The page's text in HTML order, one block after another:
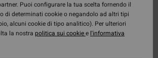
Puoi configurare la tua scelta fornendo il
di determinati cookie o negandolo ad altri tipi
alcuni cookie di tipo analitico). Per ulteriori
la nostra politica sui cookiee l'informativa